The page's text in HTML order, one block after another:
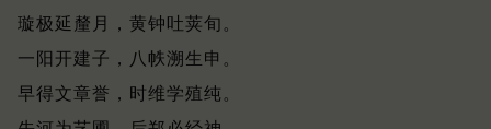
璇极延釐月，黄钟吐荚旬。
一阳开建子，八帙溯生申。
早得文章誉，时维学殖纯。